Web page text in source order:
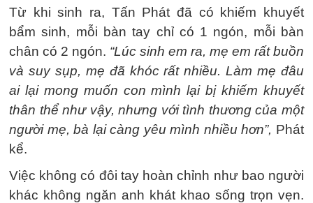
Từ khi sinh ra, Tấn Phát đã có khiếm khuyết
bẩm sinh, mỗi bàn tay chỉ có 1 ngón, mỗi bàn
chân có 2 ngón. “Lúc sinh em ra, mẹ em rất buồn
và suy sụp, mẹ đã khóc rất nhiều. Làm mẹ đâu
ai lại mong muốn con mình lại bị khiếm khuyết
thân thể như vậy, nhưng với tình thương của một
người mẹ, bà lại càng yêu mình nhiều hơn”, Phát
kể.
Việc không có đôi tay hoàn chỉnh như bao người
khác không ngăn anh khát khao sống trọn vẹn.